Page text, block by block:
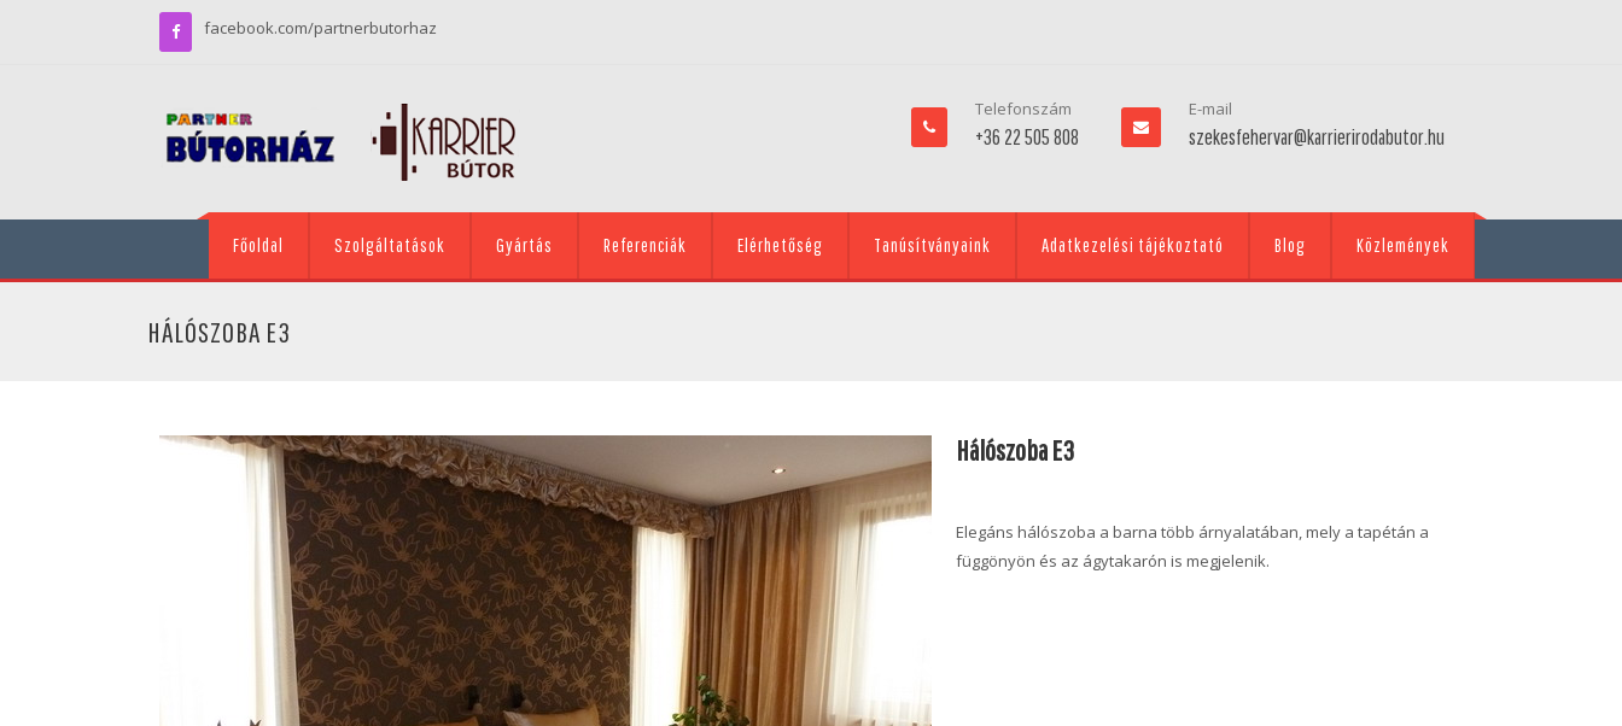
facebook.com/partnerbutorhaz
Telefonszám
+36 22 505 808
E-mail
szekesfehervar@karrierirodabutor.hu
Főoldal Szolgáltatások Gyártás Referenciák Elérhetőség Tanúsítványaink Adatkezelési tájékoztató Blog Közlemények
HÁLÓSZOBA E3
Hálószoba E3
Elegáns hálószoba a barna több árnyalatában, mely a tapétán a
függönyön és az ágytakarón is megjelenik.